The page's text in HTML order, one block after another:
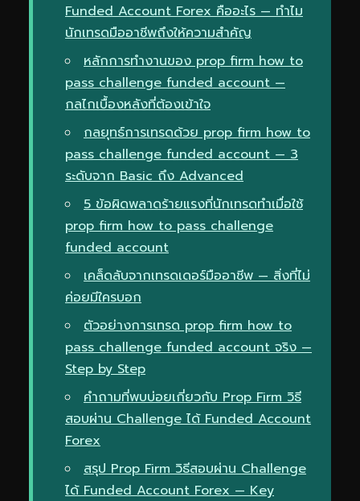
Funded Account Forex คืออะไร — ทำไม
นักเทรดมืออาชีพถึงให้ความสำคัญ
หลักการทำงานของ prop firm how to
pass challenge funded account —
กลไกเบื้องหลังที่ต้องเข้าใจ
กลยุทธ์การเทรดด้วย prop firm how to
pass challenge funded account — 3
ระดับจาก Basic ถึง Advanced
5 ข้อผิดพลาดร้ายแรงที่นักเทรดทำเมื่อใช้
prop firm how to pass challenge
funded account
เคล็ดลับจากเทรดเดอร์มืออาชีพ — สิ่งที่ไม่
ค่อยมีใครบอก
ตัวอย่างการเทรด prop firm how to
pass challenge funded account จริง —
Step by Step
คำถามที่พบบ่อยเกี่ยวกับ Prop Firm วิธี
สอบผ่าน Challenge ได้ Funded Account
Forex
สรุป Prop Firm วิธีสอบผ่าน Challenge
ได้ Funded Account Forex — Key